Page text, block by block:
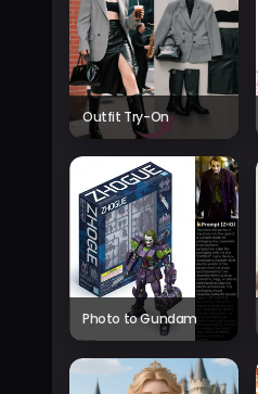
Outfit Try-On
Photo to Gundam